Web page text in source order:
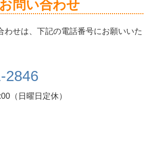
問い合わせ
わせは、下記の電話番号にお願いいた
2846
（日曜日定休）